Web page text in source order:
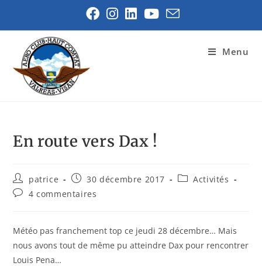
Menu
En route vers Dax !
patrice 30 décembre 2017
Activités
4 commentaires
Météo pas franchement top ce jeudi 28 décembre… Mais
nous avons tout de même pu atteindre Dax pour rencontrer
Louis Pena…